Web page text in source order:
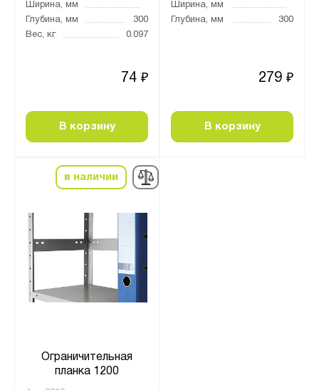
Ширина, мм
Глубина, мм
300
Вес, кг
0.097
74 ₽
В корзину
Ширина, мм
Глубина, мм
300
279 ₽
В корзину
в наличии
Ограничительная
планка 1200